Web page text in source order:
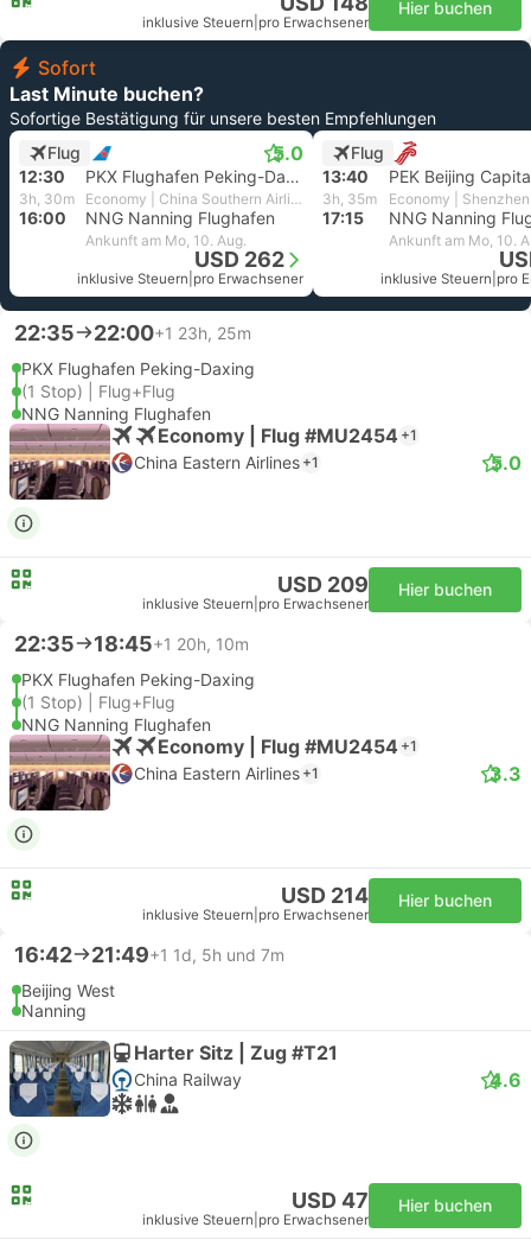
inklusive Steuern pro Erwachsener
Hier buchen
Sofort
Last Minute buchen?
Sofortige Bestätigung für unsere besten Empfehlungen
Flug
5.0
12:30 PKX Flughafen Peking-Daxing
3h, 30m Economy | China Southern Airlines
16:00 NNG Nanning Flughafen
Ankunft am Mo, 10. Aug.
USD 262
inklusive Steuern pro Erwachsener
Flug
13:40
3h, 35m Economy |
17:15 NNG Nanning
Ankunft am Mo, 10.
inklusive Steuern pro
22:35 22:00+1 23h, 25m
PKX Flughafen Peking-Daxing
(1 Stop) | Flug+Flug
NNG Nanning Flughafen
Economy | Flug #MU2454 +1
China Eastern Airlines +1 5.0
USD 209
inklusive Steuern pro Erwachsener
Hier buchen
22:35 18:45+1 20h, 10m
PKX Flughafen Peking-Daxing
(1 Stop) | Flug+Flug
NNG Nanning Flughafen
Economy | Flug #MU2454 +1
China Eastern Airlines +1 3.3
USD 214
inklusive Steuern pro Erwachsener
Hier buchen
16:42 21:49+1 1d, 5h und 7m
Beijing West
Nanning
Harter Sitz | Zug #T21
China Railway 4.6
USD 47
inklusive Steuern pro Erwachsener
Hier buchen